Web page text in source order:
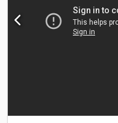
contact op met Lastas